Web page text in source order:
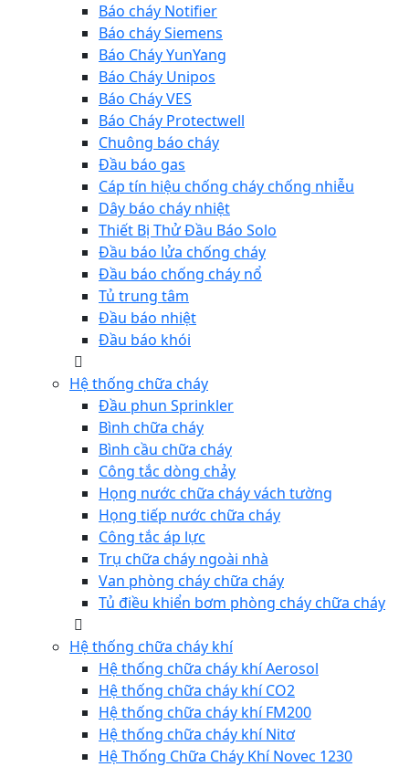
Báo cháy Notifier
Báo cháy Siemens
Báo Cháy YunYang
Báo Cháy Unipos
Báo Cháy VES
Báo Cháy Protectwell
Chuông báo cháy
Đầu báo gas
Cáp tín hiệu chống cháy chống nhiễu
Dây báo cháy nhiệt
Thiết Bị Thử Đầu Báo Solo
Đầu báo lửa chống cháy
Đầu báo chống cháy nổ
Tủ trung tâm
Đầu báo nhiệt
Đầu báo khói
Hệ thống chữa cháy
Đầu phun Sprinkler
Bình chữa cháy
Bình cầu chữa cháy
Công tắc dòng chảy
Họng nước chữa cháy vách tường
Họng tiếp nước chữa cháy
Công tắc áp lực
Trụ chữa cháy ngoài nhà
Van phòng cháy chữa cháy
Tủ điều khiển bơm phòng cháy chữa cháy
Hệ thống chữa cháy khí
Hệ thống chữa cháy khí Aerosol
Hệ thống chữa cháy khí CO2
Hệ thống chữa cháy khí FM200
Hệ thống chữa cháy khí Nitơ
Hệ Thống Chữa Cháy Khí Novec 1230